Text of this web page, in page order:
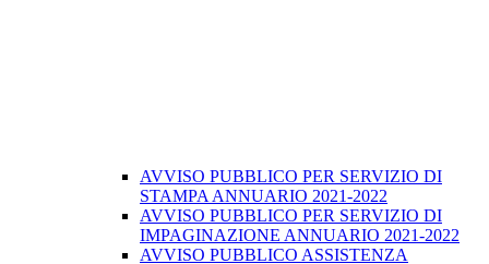
AVVISO PUBBLICO PER SERVIZIO DI
STAMPA ANNUARIO 2021-2022
AVVISO PUBBLICO PER SERVIZIO DI
IMPAGINAZIONE ANNUARIO 2021-2022
AVVISO PUBBLICO ASSISTENZA